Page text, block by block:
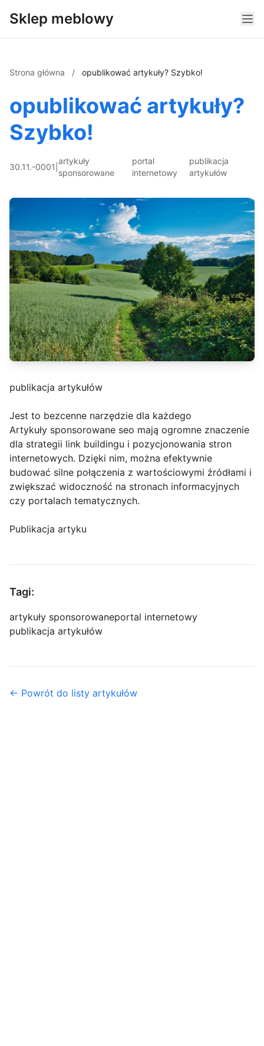
Sklep meblowy
Strona główna / opublikować artykuły? Szybko!
opublikować artykuły?
Szybko!
30.11.-0001
artykuły
sponsorowane
portal
internetowy
publikacja
artykułów
publikacja artykułów
Jest to bezcenne narzędzie dla każdego
Artykuły sponsorowane seo mają ogromne znaczenie
dla strategii link buildingu i pozycjonowania stron
internetowych. Dzięki nim, można efektywnie
budować silne połączenia z wartościowymi źródłami i
zwiększać widoczność na stronach informacyjnych
czy portalach tematycznych.
Publikacja artyku
Tagi:
artykuły sponsorowaneportal internetowy
publikacja artykułów
← Powrót do listy artykułów